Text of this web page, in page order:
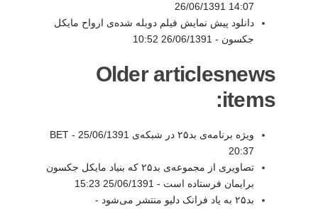
26/06/1391 14:07
دانلود پیش نمایش فیلم دوبله شده‌ی ارواح مایکل
جکسون - 26/06/1391 10:52
Older articlesnews
items:
ویژه‌ برنامه‌ی بد۲۵ در شبکه‌ی BET -
25/06/1391
20:37
تصاویری از مجموعه‌ی بد۲۵ که بنیاد مایکل جکسون
برایمان فرستاده است - 25/06/1391 15:23
بد۲۵ به یاد فرانک دلیو منتشر می‌شود -